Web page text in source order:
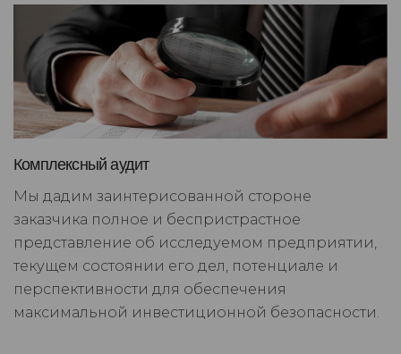
Комплексный аудит
Мы дадим заинтерисованной стороне
заказчика полное и беспристрастное
представление об исследуемом предприятии,
текущем состоянии его дел, потенциале и
перспективности для обеспечения
максимальной инвестиционной безопасности.